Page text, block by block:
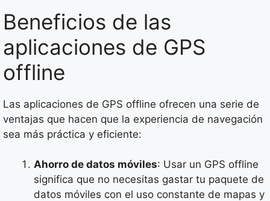
Beneficios de las
aplicaciones de GPS
offline
Las aplicaciones de GPS offline ofrecen una serie de
ventajas que hacen que la experiencia de navegación
sea más práctica y eficiente:
Ahorro de datos móviles: Usar un GPS offline
significa que no necesitas gastar tu paquete de
datos móviles con el uso constante de mapas y